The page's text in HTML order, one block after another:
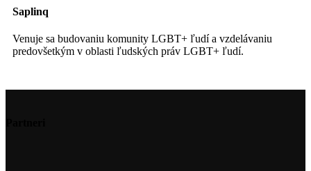
Saplinq
Venuje sa budovaniu komunity LGBT+ ľudí a vzdelávaniu
predovšetkým v oblasti ľudských práv LGBT+ ľudí.